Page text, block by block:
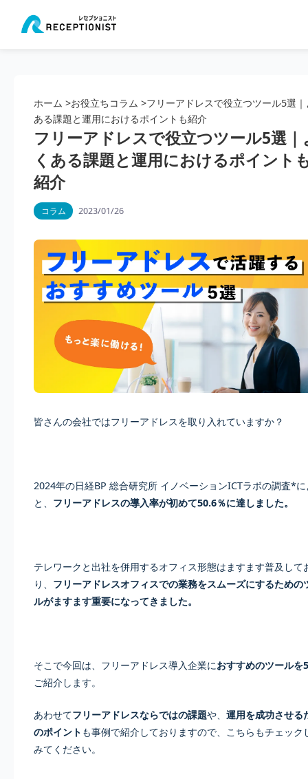
ホーム >お役立ちコラム >フリーアドレスで役立つツール5選
ある課題と運用におけるポイントも紹介
フリーアドレスで役立つツール5選｜
くある課題と運用におけるポイント
紹介
コラム 2023/01/26
皆さんの会社ではフリーアドレスを取り入れていますか？
2024年の日経BP 総合研究所 イノベーションICTラボの調査*
と、 フリーアドレスの導入率が初めて50.6％に達しました。
テレワークと出社を併用するオフィス形態はますます普及して
り、 フリーアドレスオフィスでの業務をスムーズにするための
ルがますます重要になってきました。
そこで今回は、フリーアドレス導入企業におすすめのツールを
ご紹介します。
あわせてフリーアドレスならではの課題や、 運用を成功させる
のポイント も事例で紹介しておりますので、こちらもチェック
みてください。